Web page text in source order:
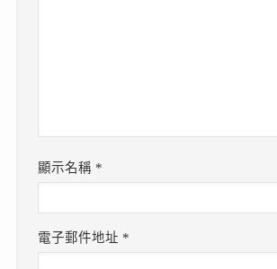
顯示名稱 *
電子郵件地址 *